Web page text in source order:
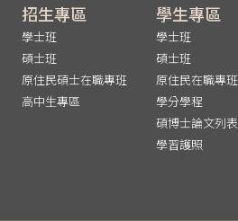
招生專區
學士班
碩士班
原住民碩士在職專班
高中生專區
學生專區
學士班
碩士班
原住民在職專班
學分學程
碩博士論文列表
學習護照